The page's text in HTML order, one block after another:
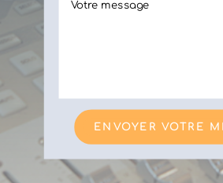
ENVOYER VOTRE